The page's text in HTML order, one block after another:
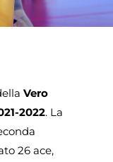
Vero
2022. La
26 ace,